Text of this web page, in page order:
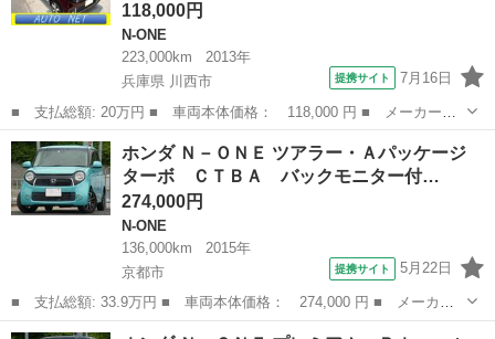
118,000円
N-ONE
223,000km
2013年
兵庫県 川西市
提携サイト 7月16日
■ 支払総額: 20万円 ■ 車両本体価格： 118,000 円 ■ メーカー
名： ホンダ ■ 車種名： Ｎ－ＯＮＥ ■ グレード名： プレミア
ム ツアラー ターボ ワンオーナー スマートキー １５インチア
ルミホイール Ｅ...
兵庫 川西市 N-ONE
ホンダ Ｎ－ＯＮＥ ツアラー・Ａパッケージ
ターボ ＣＴＢＡ バックモニター付…
274,000円
N-ONE
136,000km
2015年
京都市
提携サイト 5月22日
■ 支払総額: 33.9万円 ■ 車両本体価格： 274,000 円 ■ メーカー
名： ホンダ ■ 車種名： Ｎ－ＯＮＥ ■ グレード名： ツアラ
京都 京都市 N-ONE